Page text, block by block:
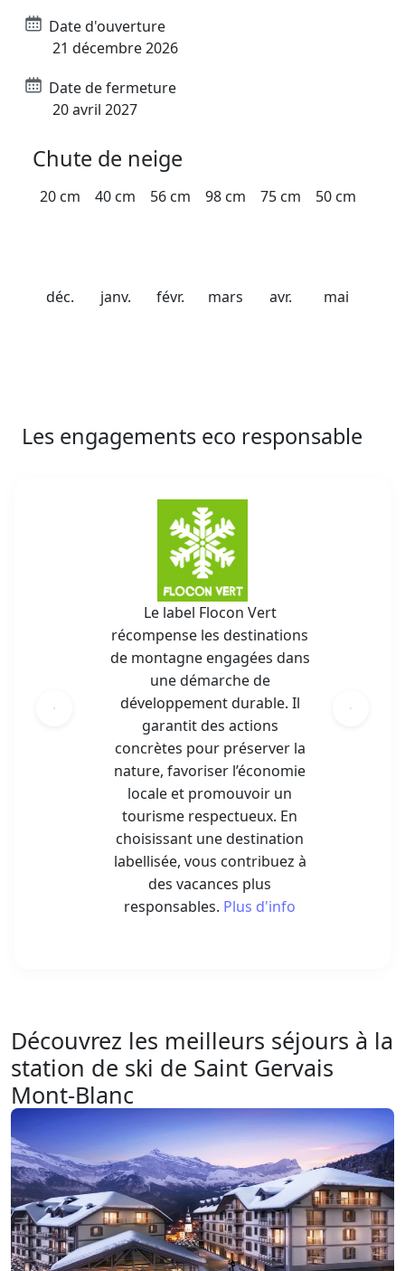
Date d'ouverture
21 décembre 2026
Date de fermeture
20 avril 2027
Chute de neige
20 cm
déc.
40 cm
janv.
56 cm
févr.
98 cm
mars
75 cm
avr.
50 cm
mai
Les engagements eco responsable
Le label Flocon Vert
récompense les destinations
de montagne engagées dans
une démarche de
développement durable. Il
garantit des actions
concrètes pour préserver la
nature, favoriser l’économie
locale et promouvoir un
tourisme respectueux. En
choisissant une destination
labellisée, vous contribuez à
des vacances plus
responsables. Plus d'info
Découvrez les meilleurs séjours à la
station de ski de Saint Gervais
Mont-Blanc